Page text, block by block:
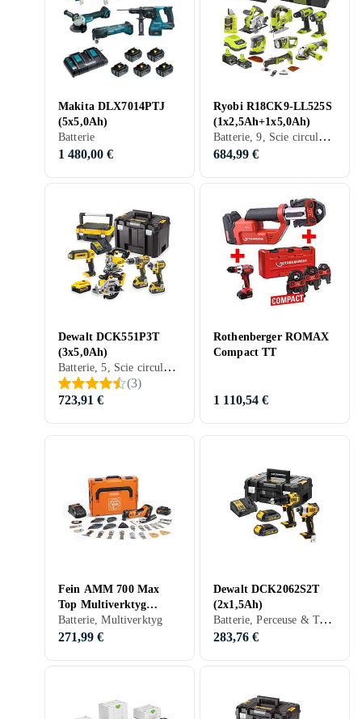
Makita DLX7014PTJ
(5x5,0Ah)
Batterie
1 480,00 €
Ryobi R18CK9-LL525S
(1x2,5Ah+1x5,0Ah)
Batterie, 9, Scie circulaire, Lampe, Perceuse & Tournevis, Scie sauteuse, Visseuse, Meuleuse d'angle, Multiverktyg
684,99 €
Dewalt DCK551P3T
(3x5,0Ah)
Batterie, 5, Scie circulaire, Lampe, Perceuse & Tournevis, Scie sauteuse, Perçeuse à bois, Visseuse
(3)
723,91 €
Rothenberger ROMAX
Compact TT
1 110,54 €
Fein AMM 700 Max
Top Multiverktyg
batteridrivet 18V
(2x4,0ah)
Batterie, Multiverktyg
271,99 €
Dewalt DCK2062S2T
(2x1,5Ah)
Batterie, Perceuse & Tournevis, Perçeuse à bois, Visseuse
283,76 €